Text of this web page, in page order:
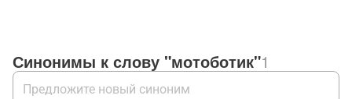
Синонимы к слову "мотоботик"1